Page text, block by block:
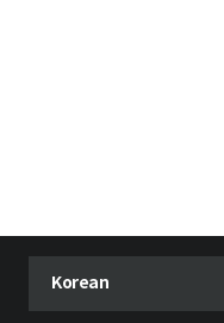
언어 선택 메뉴 열기
현재 선택된 언어
Korean